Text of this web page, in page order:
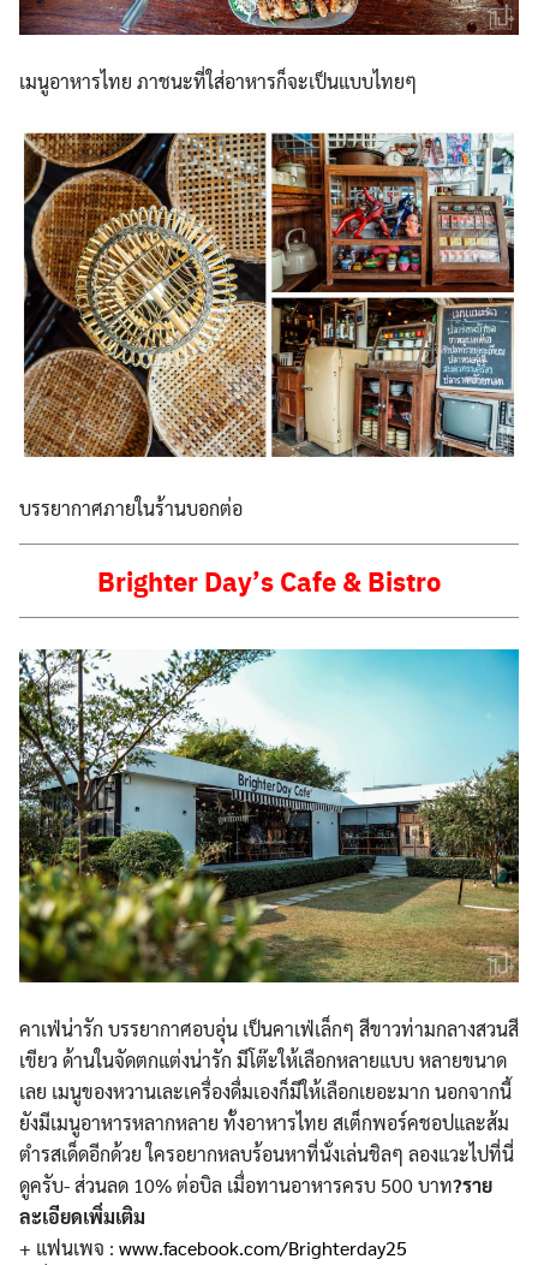
เมนูอาหารไทย ภาชนะที่ใส่อาหารก็จะเป็นแบบไทยๆ
บรรยากาศภายในร้านบอกต่อ
Brighter Day’s Cafe & Bistro
คาเฟ่น่ารัก บรรยากาศอบอุ่น เป็นคาเฟ่เล็กๆ สีขาวท่ามกลางสวนสี
เขียว ด้านในจัดตกแต่งน่ารัก มีโต๊ะให้เลือกหลายแบบ หลายขนาด
เลย เมนูของหวานเละเครื่องดื่มเองก็มีให้เลือกเยอะมาก นอกจากนี้
ยังมีเมนูอาหารหลากหลาย ทั้งอาหารไทย สเต็กพอร์คชอปและส้ม
ตำรสเด็ดอีกด้วย ใครอยากหลบร้อนหาที่นั่งเล่นชิลๆ ลองแวะไปที่นี่
ดูครับ- ส่วนลด 10% ต่อบิล เมื่อทานอาหารครบ 500 บาท?ราย
ละเอียดเพิ่มเติม
+ แฟนเพจ : www.facebook.com/Brighterday25